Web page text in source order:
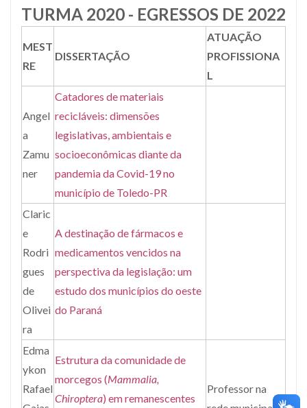
TURMA 2020 - EGRESSOS DE 2022
MEST
RE
DISSERTAÇÃO
ATUAÇÃO
PROFISSIONA
L
Angel
a
Zamu
ner
Catadores de materiais
recicláveis: dimensões
legislativas, ambientais e
socioeconômicas diante da
pandemia da Covid-19 no
município de Toledo-PR
Claric
e
Rodri
gues
de
Olivei
ra
A destinação de fármacos e
medicamentos vencidos na
perspectiva da legislação: um
estudo dos municípios do oeste
do Paraná
Edma
ykon
Rafael
Estrutura da comunidade de
morcegos (Mammalia,
Chiroptera) em remanescentes
Professor na